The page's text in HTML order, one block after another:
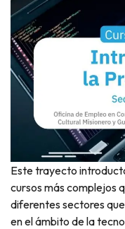
Este trayecto
cursos más complejos
diferentes sectores
en el ámbito de la